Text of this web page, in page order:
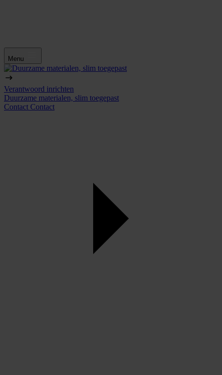
Menu
Verantwoord inrichten
Duurzame materialen, slim toegepast
Contact Contact